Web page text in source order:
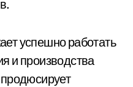
успешно работать
и производства